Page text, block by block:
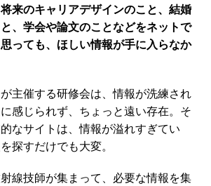
来のキャリアデザインのこと、結婚
、学会や論文のことなどをネットで
っても、ほしい情報が手に入らなか
主催する研修会は、情報が洗練され
感じられず、ちょっと遠い存在。そ
なサイトは、情報が溢れすぎてい
探すだけでも大変。
線技師が集まって、必要な情報を集